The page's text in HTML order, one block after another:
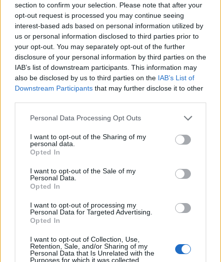
section to confirm your selection. Please note that after your
opt-out request is processed you may continue seeing
interest-based ads based on personal information utilized by
us or personal information disclosed to third parties prior to
your opt-out. You may separately opt-out of the further
disclosure of your personal information by third parties on the
IAB’s list of downstream participants. This information may
also be disclosed by us to third parties on the IAB’s List of
Downstream Participants that may further disclose it to other
Please note that this website/app uses one or more Google
not limited to your visit or usage behaviour. You may click to
grant or deny consent to Google and its third-party tags to
use your data for below specified purposes in below Google
consent section.
Personal Data Processing Opt Outs
I want to opt-out of the Sharing of my
personal data.
Opted In
I want to opt-out of the Sale of my
Personal Data.
Opted In
I want to opt-out of processing my
Personal Data for Targeted Advertising.
Opted In
I want to opt-out of Collection, Use,
Retention, Sale, and/or Sharing of my
Personal Data that Is Unrelated with the
Purposes for which it was collected.
Tata műemlékfelújítás műemlék restaurálás
megújul a tatai Angolkert
A projekt részeként megújulnak a területen található
műemlékek, köztük a különleges Műromok, valamint a közeli
Várkanyarban álló Nepomuki Szent János híd és szobor is.
M1 bővítés: már zajlik a teljesen új
csomópont épül Angyalföldön